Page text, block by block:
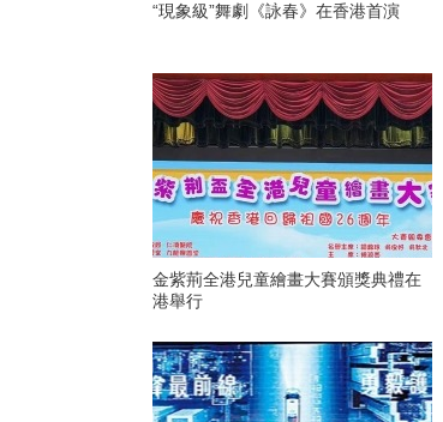
“現象級”舞劇《詠春》在香港首演
金紫荊全港兒童繪畫大賽頒獎典禮在
港舉行